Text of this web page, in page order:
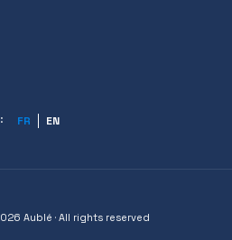
FR EN
Aublé · All rights reserved